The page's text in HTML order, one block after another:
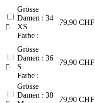

Grösse
Damen : 34
XS
Farbe :
79,90 CHF

Grösse
Damen : 36
S
Farbe :
79,90 CHF
Grösse
Damen : 38
79,90 CHF